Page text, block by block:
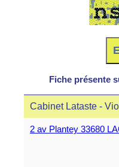
Fiche présente
Cabinet Lataste -
2 av Plantey 33680